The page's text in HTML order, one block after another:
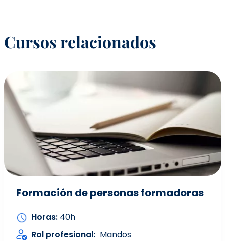
Cursos relacionados
Formación de personas formadoras
Horas 40h
Rol profesional
Mandos